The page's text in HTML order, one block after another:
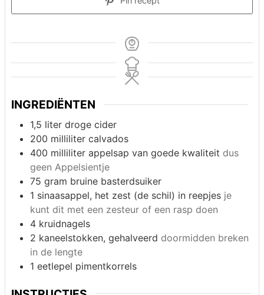
INGREDIËNTEN
1,5 liter droge cider
200 milliliter calvados
400 milliliter appelsap van goede kwaliteit dus
geen Appelsientje
75 gram bruine basterdsuiker
1 sinaasappel, het zest (de schil) in reepjes je
kunt dit met een zesteur of een rasp doen
4 kruidnagels
2 kaneelstokken, gehalveerd doormidden breken
in de lengte
1 eetlepel pimentkorrels